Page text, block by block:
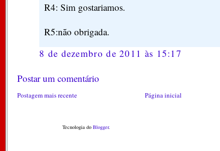
R4: Sim gostariamos.
R5:não obrigada.
8 de dezembro de 2011 às 15:17
Postar um comentário
Postagem mais recente Página inicial
Tecnologia do Blogger.